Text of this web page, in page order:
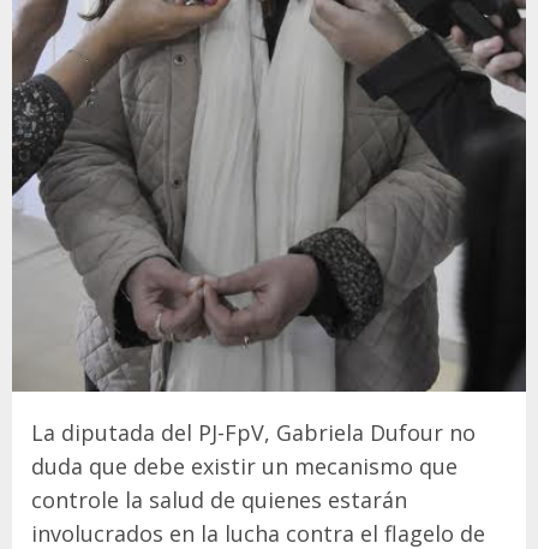
La diputada del PJ-FpV, Gabriela Dufour no
duda que debe existir un mecanismo que
controle la salud de quienes estarán
involucrados en la lucha contra el flagelo de